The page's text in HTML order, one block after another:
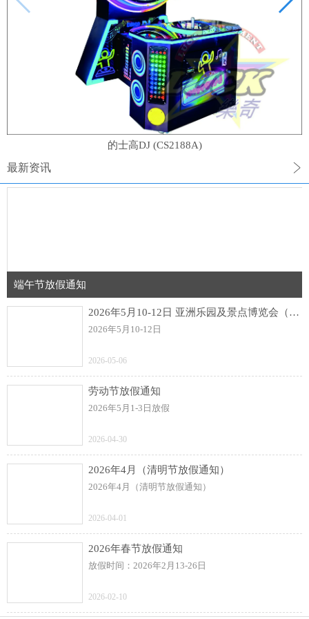
的士高DJ (CS2188A)
最新资讯
端午节放假通知
2026年5月10-12日 亚洲乐园及景点博览会（AAA）展
2026年5月10-12日
2026-05-06
劳动节放假通知
2026年5月1-3日放假
2026-04-30
2026年4月（清明节放假通知）
2026年4月（清明节放假通知）
2026-04-01
2026年春节放假通知
放假时间：2026年2月13-26日
2026-02-10